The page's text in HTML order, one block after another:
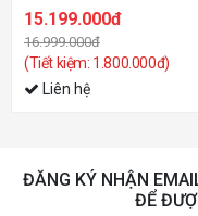
15.199.000đ
16.999.000đ
(Tiết kiệm: 1.800.000đ)
Liên hệ
ĐĂNG KÝ NHẬN
ĐỂ